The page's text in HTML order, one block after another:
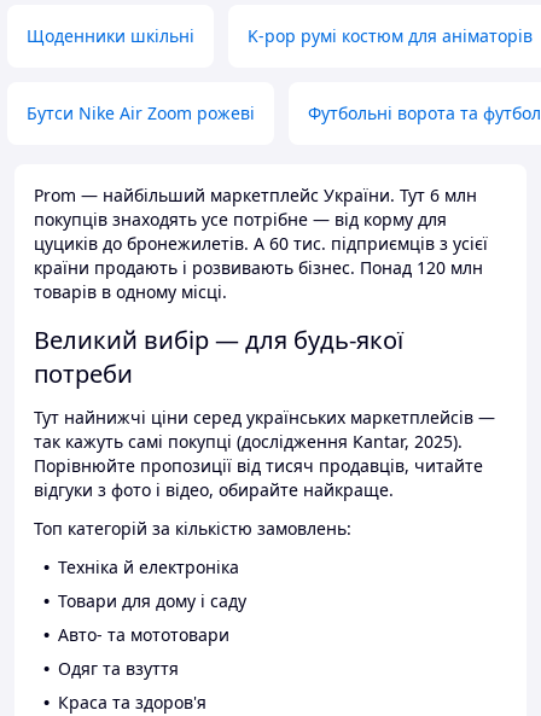
Щоденники шкільні K-pop румі костюм для аніматорів
Бутси Nike Air Zoom рожеві Футбольні ворота та
Prom — найбільший маркетплейс України. Тут 6 млн
покупців знаходять усе потрібне — від корму для
цуциків до бронежилетів. А 60 тис. підприємців з усієї
країни продають і розвивають бізнес. Понад 120 млн
товарів в одному місці.
Великий вибір — для будь-якої
потреби
Тут найнижчі ціни серед українських маркетплейсів —
так кажуть самі покупці (дослідження Kantar, 2025).
Порівнюйте пропозиції від тисяч продавців, читайте
відгуки з фото і відео, обирайте найкраще.
Топ категорій за кількістю замовлень:
Техніка й електроніка
Товари для дому і саду
Авто- та мототовари
Одяг та взуття
Краса та здоров'я